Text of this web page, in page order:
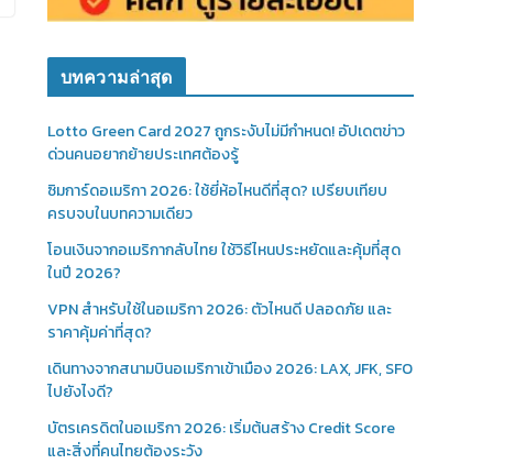
บทความล่าสุด
Lotto Green Card 2027 ถูกระงับไม่มีกำหนด! อัปเดตข่าว
ด่วนคนอยากย้ายประเทศต้องรู้
ซิมการ์ดอเมริกา 2026: ใช้ยี่ห้อไหนดีที่สุด? เปรียบเทียบ
ครบจบในบทความเดียว
โอนเงินจากอเมริกากลับไทย ใช้วิธีไหนประหยัดและคุ้มที่สุด
ในปี 2026?
VPN สำหรับใช้ในอเมริกา 2026: ตัวไหนดี ปลอดภัย และ
ราคาคุ้มค่าที่สุด?
เดินทางจากสนามบินอเมริกาเข้าเมือง 2026: LAX, JFK, SFO
ไปยังไงดี?
บัตรเครดิตในอเมริกา 2026: เริ่มต้นสร้าง Credit Score
และสิ่งที่คนไทยต้องระวัง